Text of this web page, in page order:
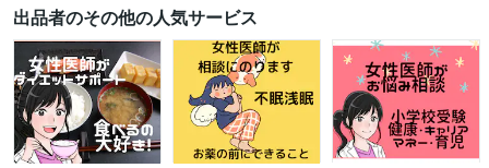
出品者のその他の人気サービス